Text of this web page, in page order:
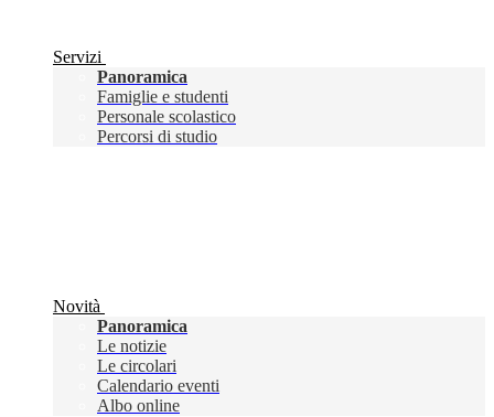
Servizi
Panoramica
Famiglie e studenti
Personale scolastico
Percorsi di studio
Novità
Panoramica
Le notizie
Le circolari
Calendario eventi
Albo online